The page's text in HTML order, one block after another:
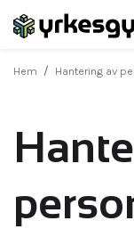
Hoppa
innehåll
Hem / Hantering av